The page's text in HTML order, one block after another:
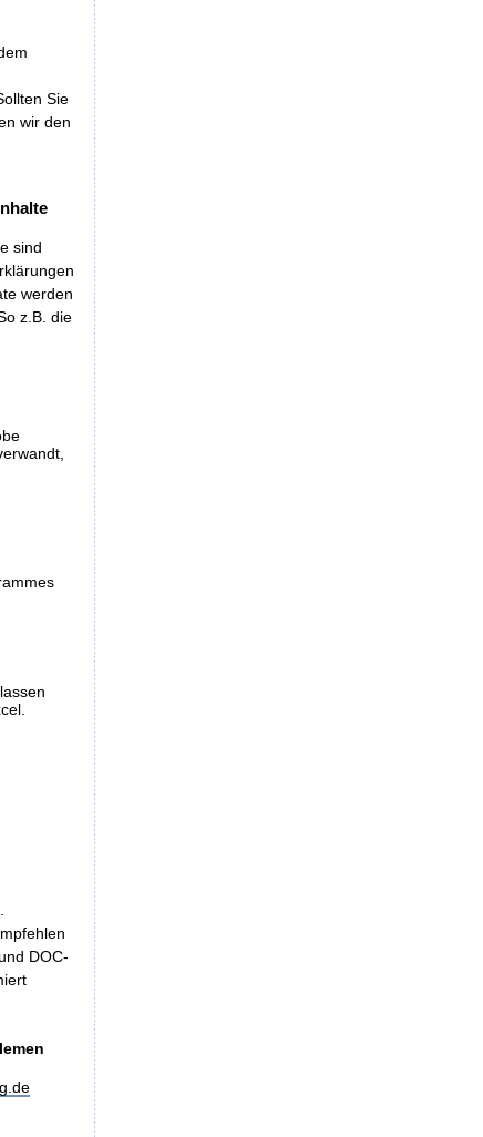
Sie
wir den
sind
werden
z.B. die
DOC-